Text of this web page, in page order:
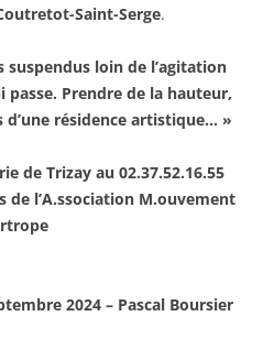
Saint-Serge.
loin de l’agitation
Prendre de la hauteur,
résidence artistique… »
de Trizay au 02.37.52.16.55
de l’A.ssociation M.ouvement
2024 – Pascal Boursier